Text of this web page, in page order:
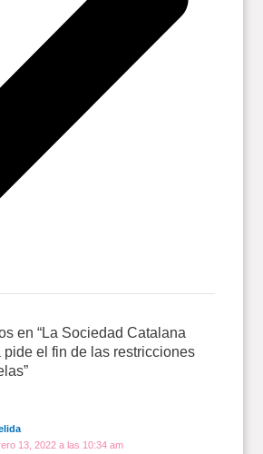
en “La Sociedad Catalana
el fin de las restricciones
13, 2022 a las 10:34 am